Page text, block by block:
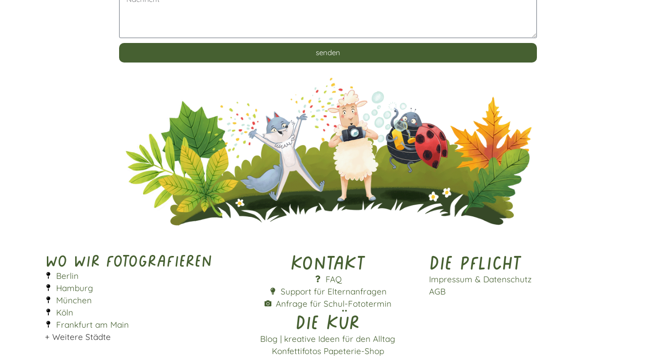
senden
Wo wir fotografieren
Berlin
Hamburg
München
Köln
Frankfurt am Main
+ Weitere Städte
Kontakt
FAQ
Support für Elternanfragen
Anfrage für Schul-Fototermin
die kür
Blog | kreative Ideen für den Alltag
Konfettifotos Papeterie-Shop
die pflicht
Impressum & Datenschutz
AGB